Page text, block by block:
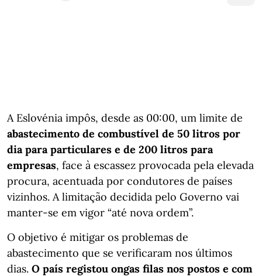
A Eslovénia impôs, desde as 00:00, um limite de
abastecimento de combustível de 50 litros por
dia para particulares e de 200 litros para
empresas, face à escassez provocada pela elevada
procura, acentuada por condutores de países
vizinhos. A limitação decidida pelo Governo vai
manter-se em vigor “até nova ordem”.
O objetivo é mitigar os problemas de
abastecimento que se verificaram nos últimos
dias. O país registou ongas filas nos postos e com